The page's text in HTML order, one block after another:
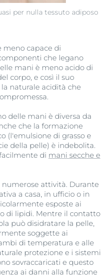
per nulla tessuto adiposo
meno capace di
che legano
mani è meno acido di
corpo, e così il suo
naturale acidità che
delle mani è diversa da
che la formazione
(l'emulsione di grasso e
della pelle) è indebolita.
di mani secche e
attività. Durante
a casa, in ufficio o in
esposte ai
di lipidi. Mentre il contatto
può disidratare la pelle,
soggette ai
di temperatura e alle
protezione e i sistemi
sovraccaricati e questo
ai danni alla funzione